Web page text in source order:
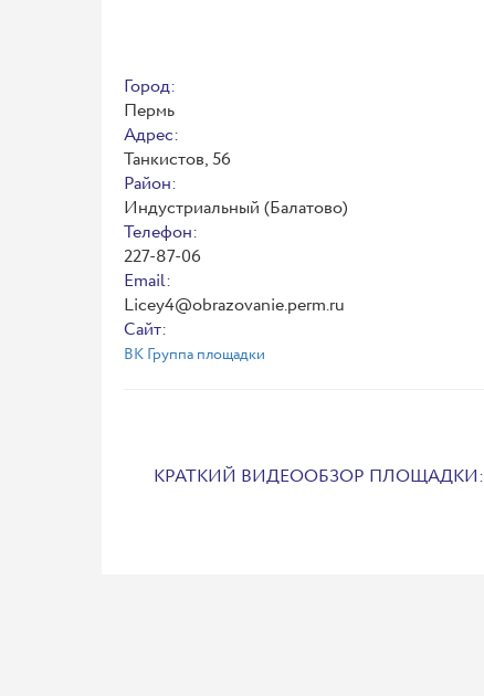
Город:
Пермь
Адрес:
Танкистов, 56
Район:
Индустриальный (Балатово)
Телефон:
227-87-06
Email:
Licey4@obrazovanie.perm.ru
Сайт:
ВК Группа площадки
КРАТКИЙ ВИДЕООБЗОР ПЛОЩАДКИ: